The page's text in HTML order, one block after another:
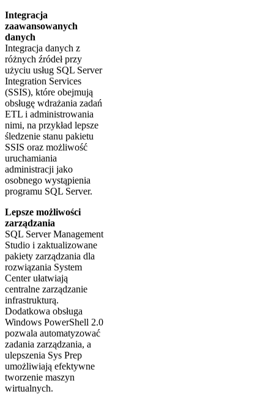
Integracja
zaawansowanych
danych
Integracja danych z
różnych źródeł przy
użyciu usług SQL Server
Integration Services
(SSIS), które obejmują
obsługę wdrażania zadań
ETL i administrowania
nimi, na przykład lepsze
śledzenie stanu pakietu
SSIS oraz możliwość
uruchamiania
administracji jako
osobnego wystąpienia
programu SQL Server.
Lepsze możliwości
zarządzania
SQL Server Management
Studio i zaktualizowane
pakiety zarządzania dla
rozwiązania System
Center ułatwiają
centralne zarządzanie
infrastrukturą.
Dodatkowa obsługa
Windows PowerShell 2.0
pozwala automatyzować
zadania zarządzania, a
ulepszenia Sys Prep
umożliwiają efektywne
tworzenie maszyn
wirtualnych.